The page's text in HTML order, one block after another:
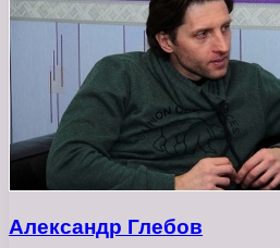
Александр Глебов